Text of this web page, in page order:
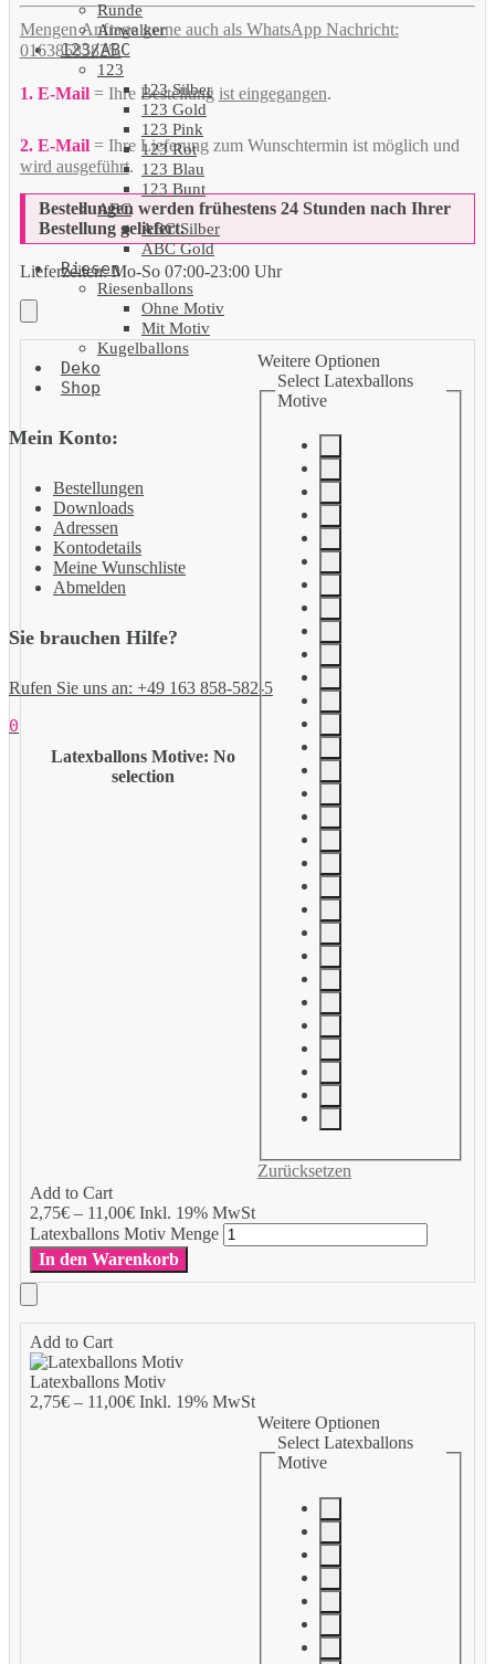
Runde
Airwalker
123/ABC
123
123 Silber
123 Gold
123 Pink
123 Rot
123 Blau
123 Bunt
ABC
ABC Silber
ABC Gold
Riesen
Riesenballons
Ohne Motiv
Mit Motiv
Kugelballons
Deko
Shop
Mein Konto:
Bestellungen
Downloads
Adressen
Kontodetails
Meine Wunschliste
Abmelden
Sie brauchen Hilfe?
Rufen Sie uns an: +49 163 858-582-5
0
Mengen Anfrage gerne auch als WhatsApp Nachricht:
01638585825.
1. E-Mail= Ihre Bestellung ist eingegangen.
2. E-Mail= Ihre Lieferung zum Wunschtermin ist möglich und
wird ausgeführt.
Bestellungen werden frühestens 24 Stunden nach Ihrer
Bestellung geliefert.
Lieferzeiten:Mo-So 07:00-23:00 Uhr
Add to Cart
2,75€– 11,00€Inkl. 19% MwSt
Latexballons Motive: No
selection
Weitere Optionen
Select Latexballons
Motive
Zurücksetzen
Latexballons Motiv Menge
In den Warenkorb
Add to Cart
Latexballons Motiv
2,75€– 11,00€Inkl. 19% MwSt
Weitere Optionen
Select Latexballons
Motive